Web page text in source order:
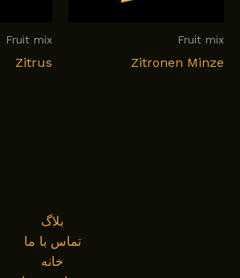
Fruit mix
Zitronen Minze
Fruit mix
Zitrus
بلاگ
تماس با ما
خانه